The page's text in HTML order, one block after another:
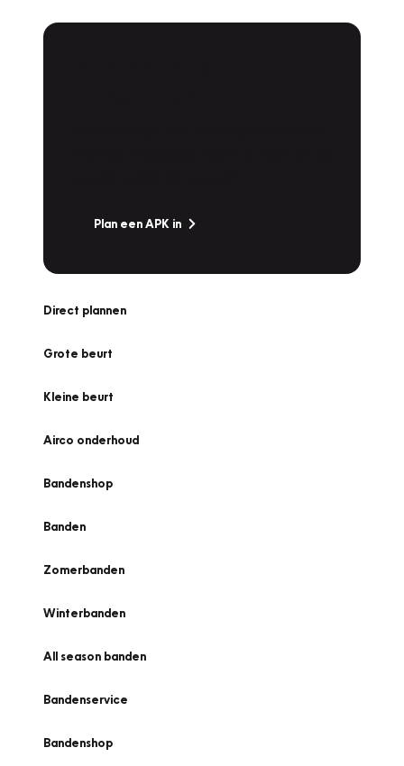
Plan een APK in
Direct plannen
Grote beurt
Kleine beurt
Airco onderhoud
Bandenshop
Banden
Zomerbanden
Winterbanden
All season banden
Bandenservice
Bandenshop